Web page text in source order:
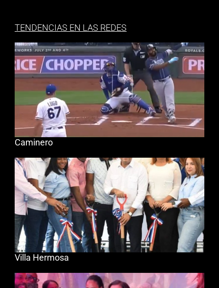
TENDENCIAS EN LAS REDES
Caminero
Villa Hermosa